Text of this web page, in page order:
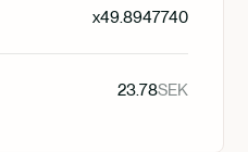
x49.8947740
23.78SEK